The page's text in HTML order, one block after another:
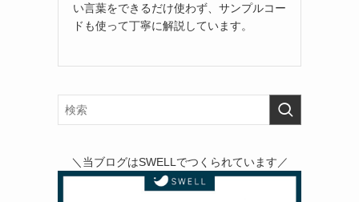
い言葉をできるだけ使わず、サンプルコー
ドも使って丁寧に解説しています。
＼当ブログはSWELLでつくられています／